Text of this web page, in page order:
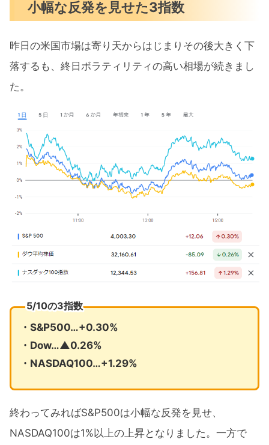
【米国市場の株価1年前に戻る】投資をしな
かった方が良かったのか？まとめ
小幅な反発を見せた3指数
昨日の米国市場は寄り天からはじまりその後大きく下
落するも、終日ボラティリティの高い相場が続きまし
た。
5/10の3指数
・S&P500…+0.30%
・Dow…▲0.26%
・NASDAQ100…+1.29%
終わってみればS&P500は小幅な反発を見せ、
NASDAQ100は1%以上の上昇となりました。一方で